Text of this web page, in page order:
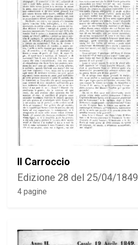
Il Carroccio
Edizione 28 del 25/04/1849
4 pagine